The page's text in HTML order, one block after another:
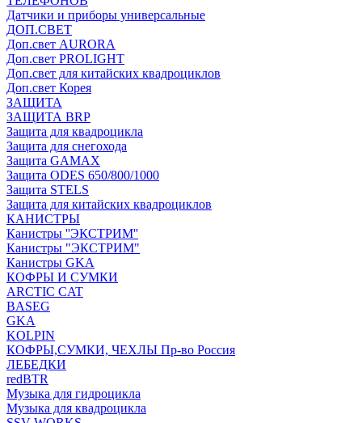
Датчики и приборы универсальные
ДОП.СВЕТ
Доп.свет AURORA
Доп.свет PROLIGHT
Доп.свет для китайских квадроциклов
Доп.свет Корея
ЗАЩИТА
ЗАЩИТА BRP
Защита для квадроцикла
Защита для снегохода
Защита GAMAX
Защита ODES 650/800/1000
Защита STELS
Защита для китайских квадроциклов
КАНИСТРЫ
Канистры ''ЭКСТРИМ''
Канистры "ЭКСТРИМ"
Канистры GKA
КОФРЫ И СУМКИ
ARCTIC CAT
BASEG
GKA
KOLPIN
КОФРЫ,СУМКИ, ЧЕХЛЫ Пр-во Россия
ЛЕБЕДКИ
redBTR
Музыка для гидроцикла
Музыка для квадроцикла